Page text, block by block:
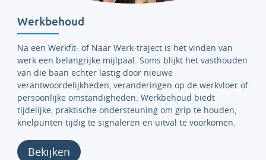
Werkbehoud
Na een Werkfit- of Naar Werk-traject is het vinden van
werk een belangrijke mijlpaal. Soms blijkt het vasthouden
van die baan echter lastig door nieuwe
verantwoordelijkheden, veranderingen op de werkvloer of
persoonlijke omstandigheden. Werkbehoud biedt
tijdelijke, praktische ondersteuning om grip te houden,
knelpunten tijdig te signaleren en uitval te voorkomen.
Bekijken